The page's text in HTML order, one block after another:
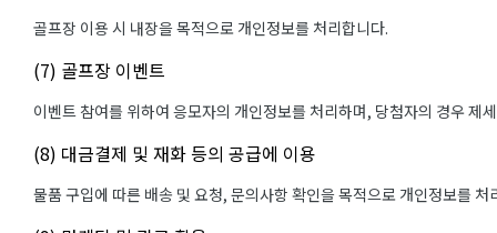
골프장 이용 시 내장을 목적으로 개인정보를 처리합니다.
(7) 골프장 이벤트
이벤트 참여를 위하여 응모자의 개인정보를 처리하며, 당첨자의 경우
(8) 대금결제 및 재화 등의 공급에 이용
물품 구입에 따른 배송 및 요청, 문의사항 확인을 목적으로 개인정보를 처